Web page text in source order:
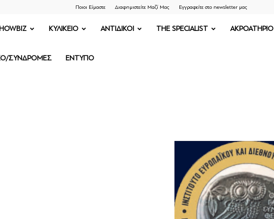
Ποιοι Είμαστε Διαφημιστείτε Μαζί Μας Εγγραφείτε στο newsletter μας
ΚΥΛΙΚΕΙΟ ΑΝΤΙΔΙΚΟΙ THE SPECIALIST ΑΚΡΟΑΤΗΡΙΟ
ΣΥΝΔΡΟΜΕΣ ΕΝΤΥΠΟ